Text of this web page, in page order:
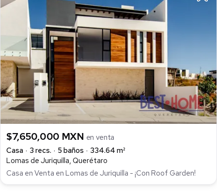
$7,650,000 MXN en venta
Casa
3 recs. 5 baños
334.64 m²
Lomas de Juriquilla, Querétaro
Casa en Venta en Lomas de Juriquilla - ¡Con Roof Garden!